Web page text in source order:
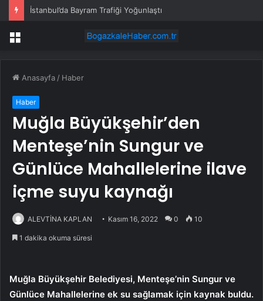
İstanbul’da Bayram Trafiği Yoğunlaştı
Menü
Anasayfa / Haber
Haber
Muğla Büyükşehir’den
Menteşe’nin Sungur ve
Günlüce Mahallelerine ilave
içme suyu kaynağı
ALEVTİNA KAPLAN Kasım 16, 2022 0 10
1 dakika okuma süresi
Muğla Büyükşehir Belediyesi, Menteşe’nin Sungur ve
Günlüce Mahallelerine ek su sağlamak için kaynak buldu.